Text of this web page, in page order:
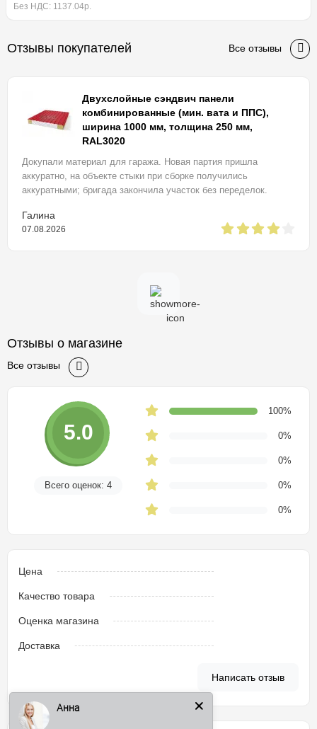
Без НДС: 1137.04р.
Отзывы покупателей Все отзывы
Двухслойные сэндвич панели
комбинированные (мин. вата и ППС),
ширина 1000 мм, толщина 250 мм,
RAL3020
Докупали материал для гаража. Новая партия пришла
аккуратно, на объекте стыки при сборке получились
аккуратными; бригада закончила участок без переделок.
Галина
07.08.2026
Отзывы о магазине
Все отзывы
5.0
Всего оценок: 4
100%
0%
0%
0%
0%
Цена
Качество товара
Оценка магазина
Доставка
Написать отзыв
Здравствуйте! Я Вас вижу)